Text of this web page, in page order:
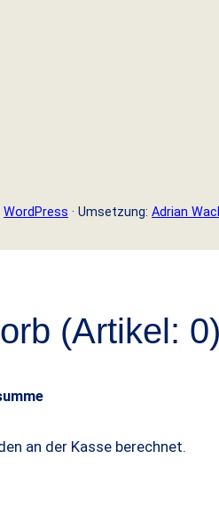
WordPress · Umsetzung: Adrian
(Artikel: 0)
an der Kasse berechnet.